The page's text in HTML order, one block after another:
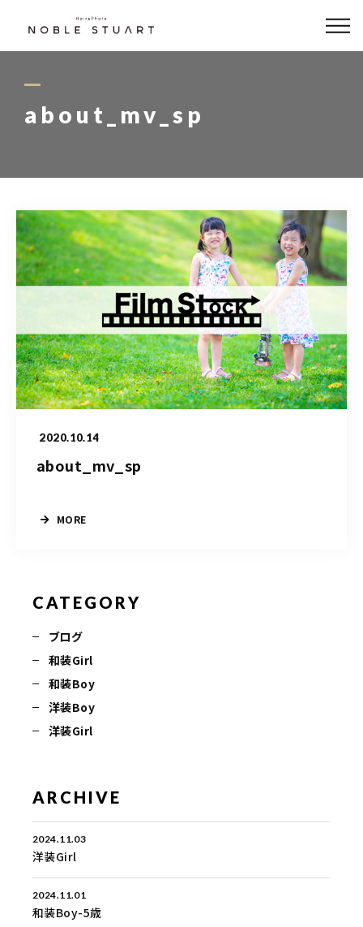
about_mv_sp
2020.10.14
about_mv_sp
MORE
CATEGORY
ブログ
和装Girl
和装Boy
洋装Boy
洋装Girl
ARCHIVE
2024.11.03
洋装Girl
2024.11.01
和装Boy-5歳
どんな写真が撮れるの？
アクセス
Hair Salon
0564-79-7788
営業時間 10：00～20：00